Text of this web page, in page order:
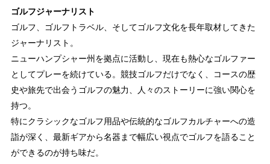
ゴルフジャーナリスト
ゴルフ、ゴルフトラベル、そしてゴルフ文化を長年取材してきた
ジャーナリスト。
ニューハンプシャー州を拠点に活動し、現在も熱心なゴルファー
としてプレーを続けている。競技ゴルフだけでなく、コースの歴
史や旅先で出会うゴルフの魅力、人々のストーリーに強い関心を
持つ。
特にクラシックなゴルフ用品や伝統的なゴルフカルチャーへの造
詣が深く、最新ギアから名器まで幅広い視点でゴルフを語ること
ができるのが持ち味だ。